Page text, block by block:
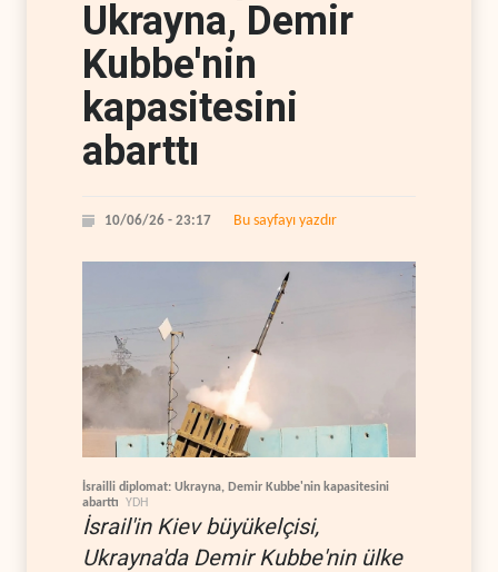
Ukrayna, Demir
Kubbe'nin
kapasitesini
abarttı
10/06/26 - 23:17 Bu sayfayı yazdır
İsrailli diplomat: Ukrayna, Demir Kubbe'nin kapasitesini
abarttı YDH
İsrail'in Kiev büyükelçisi,
Ukrayna'da Demir Kubbe'nin ülke